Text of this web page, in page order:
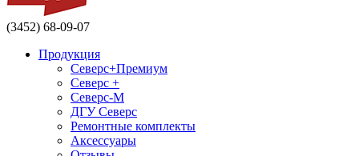
(3452) 68-09-07
Продукция
Северс+Премиум
Северс +
Северс-М
ДГУ Северс
Ремонтные комплекты
Аксессуары